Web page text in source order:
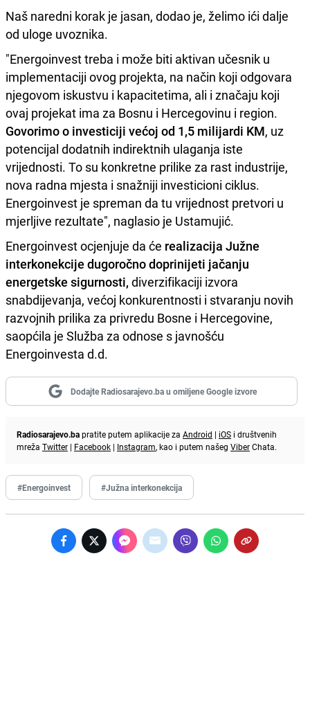
Naš naredni korak je jasan, dodao je, želimo ići dalje
od uloge uvoznika.
"Energoinvest treba i može biti aktivan učesnik u
implementaciji ovog projekta, na način koji odgovara
njegovom iskustvu i kapacitetima, ali i značaju koji
ovaj projekat ima za Bosnu i Hercegovinu i region.
Govorimo o investiciji većoj od 1,5 milijardi KM, uz
potencijal dodatnih indirektnih ulaganja iste
vrijednosti. To su konkretne prilike za rast industrije,
nova radna mjesta i snažniji investicioni ciklus.
Energoinvest je spreman da tu vrijednost pretvori u
mjerljive rezultate", naglasio je Ustamujić.
Energoinvest ocjenjuje da će realizacija Južne
interkonekcije dugoročno doprinijeti jačanju
energetske sigurnosti, diverzifikaciji izvora
snabdijevanja, većoj konkurentnosti i stvaranju novih
razvojnih prilika za privredu Bosne i Hercegovine,
saopćila je Služba za odnose s javnošću
Energoinvesta d.d.
Dodajte Radiosarajevo.ba u omiljene Google izvore
Radiosarajevo.bapratite putem aplikacije za Android | iOS i društvenih
mreža Twitter | Facebook | Instagram, kao i putem našeg ViberChata.
#Energoinvest #Južna interkonekcija